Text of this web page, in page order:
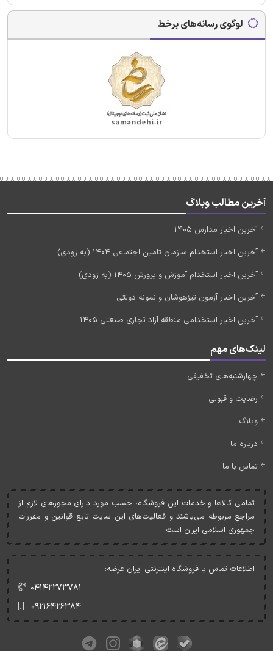
لوگوی رسانه‌های برخط
آخرین مطالب وبلاگ
آخرین اخبار مدارس 1405
آخرین اخبار استخدام سازمان تامین اجتماعی 1404 (به زودی)
آخرین اخبار استخدام آموزش و پرورش 1405 (به زودی)
آخرین اخبار آزمون تیزهوشان و نمونه دولتی
آخرین اخبار استخدامی منطقه آزاد تجاری صنعتی 1405
لینک‌های مهم
چهارشنبه‌های تخفیفی
رضایت و قبولی
وبلاگ
درباره ما
تماس با ما
تمامی کالاها و خدمات اين فروشگاه، حسب مورد دارای مجوزهای لازم از
مراجع مربوطه می‌باشند و فعاليت‌های اين سايت تابع قوانين و مقررات
جمهوری اسلامی ايران است.
اطلاعات تماس با فروشگاه اینترنتی ایران عرضه:
۰۴۱۴۲۲۷۳۷۸۱
۰۹۲۱۶۴۲۶۳۸۴